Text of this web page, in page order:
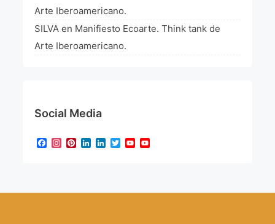
Arte Iberoamericano.
SILVA en Manifiesto Ecoarte. Think tank de
Arte Iberoamericano.
Social Media
Facebook
Instagram
Pinterest
LinkedIn
LinkedIn
TwitterYouTube